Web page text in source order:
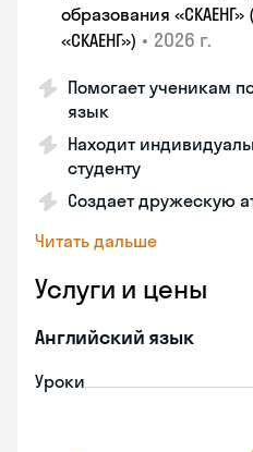
образования «СКАЕНГ»
«СКАЕНГ») • 2026 г.
Помогает ученикам
язык
Находит
студенту
Создает дружескую
Читать дальше
Услуги и цены
Английский язык
Уроки